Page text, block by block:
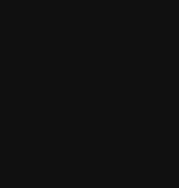
练 有望回归擂台